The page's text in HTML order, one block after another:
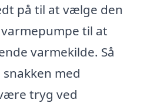
på til at vælge den
til at
varmekilde. Så
med
tryg ved